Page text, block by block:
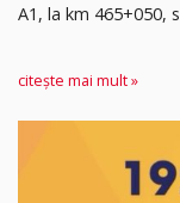
A1, la km 465+050,
citește mai mult »